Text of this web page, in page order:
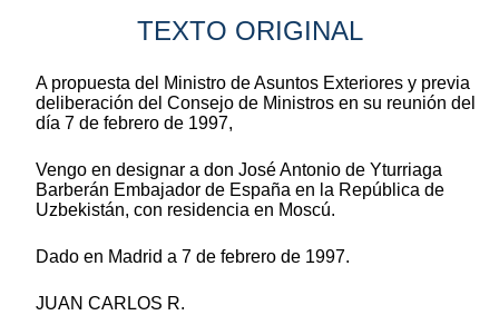
TEXTO ORIGINAL
A propuesta del Ministro de Asuntos Exteriores y previa
deliberación del Consejo de Ministros en su reunión del
día 7 de febrero de 1997,
Vengo en designar a don José Antonio de Yturriaga
Barberán Embajador de España en la República de
Uzbekistán, con residencia en Moscú.
Dado en Madrid a 7 de febrero de 1997.
JUAN CARLOS R.